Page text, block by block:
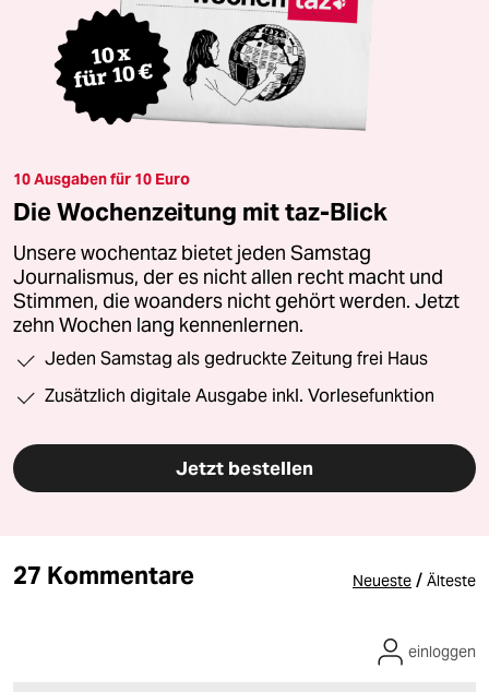
10 Ausgaben für 10 Euro
Die Wochenzeitung mit taz-Blick
Unsere wochentaz bietet jeden Samstag
Journalismus, der es nicht allen recht macht und
Stimmen, die woanders nicht gehört werden. Jetzt
zehn Wochen lang kennenlernen.
Jeden Samstag als gedruckte Zeitung frei Haus
Zusätzlich digitale Ausgabe inkl. Vorlesefunktion
Jetzt bestellen
27 Kommentare Neueste / Älteste
einloggen